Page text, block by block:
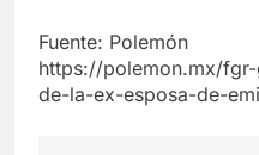
Fuente: Polemón
https://polemon.mx/
de-la-ex-esposa-de-